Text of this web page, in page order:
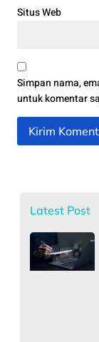
Situs Web
Simpan nama,
untuk komentar
Latest Post